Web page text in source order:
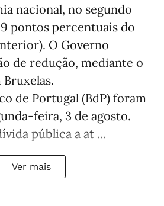
nacional, no segundo
pontos percentuais do
O Governo
de redução, mediante o
de Portugal (BdP) foram
feira, 3 de agosto.
pública a at ...
Ver mais